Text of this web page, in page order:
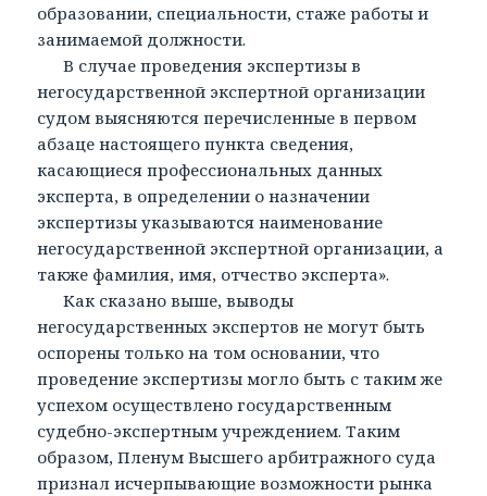
образовании, специальности, стаже работы и
занимаемой должности.
В случае проведения экспертизы в
негосударственной экспертной организации
судом выясняются перечисленные в первом
абзаце настоящего пункта сведения,
касающиеся профессиональных данных
эксперта, в определении о назначении
экспертизы указываются наименование
негосударственной экспертной организации, а
также фамилия, имя, отчество эксперта».
Как сказано выше, выводы
негосударственных экспертов не могут быть
оспорены только на том основании, что
проведение экспертизы могло быть с таким же
успехом осуществлено государственным
судебно-экспертным учреждением. Таким
образом, Пленум Высшего арбитражного суда
признал исчерпывающие возможности рынка